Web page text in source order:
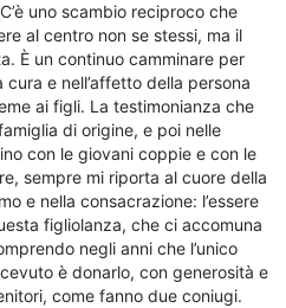
uno scambio reciproco che
al centro non se stessi, ma il
È un continuo camminare per
e nell’affetto della persona
ai figli. La testimonianza che
di origine, e poi nelle
con le giovani coppie e con le
sempre mi riporta al cuore della
e nella consacrazione: l’essere
figliolanza, che ci accomuna
negli anni che l’unico
è donarlo, con generosità e
come fanno due coniugi.